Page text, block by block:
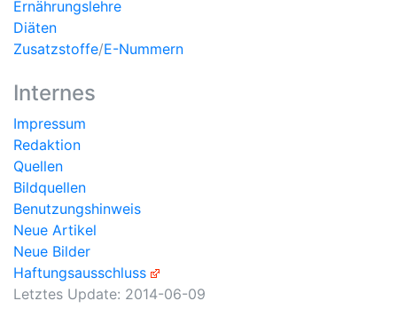
Ernährungslehre
Diäten
Zusatzstoffe/E-Nummern
Internes
Impressum
Redaktion
Quellen
Bildquellen
Benutzungshinweis
Neue Artikel
Neue Bilder
Haftungsausschluss
Letztes Update: 2014-06-09